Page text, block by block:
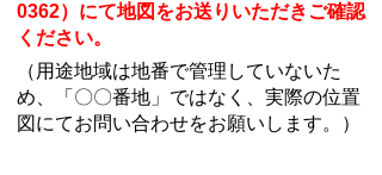
0362）にて地図をお送りいただきご確認
ください。
（用途地域は地番で管理していないた
め、「〇〇番地」ではなく、実際の位置
図にてお問い合わせをお願いします。）